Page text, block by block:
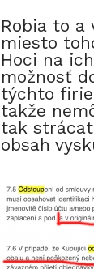
Robia to a
miesto
Hoci na
možnosť
týchto
takže
tak
obsah